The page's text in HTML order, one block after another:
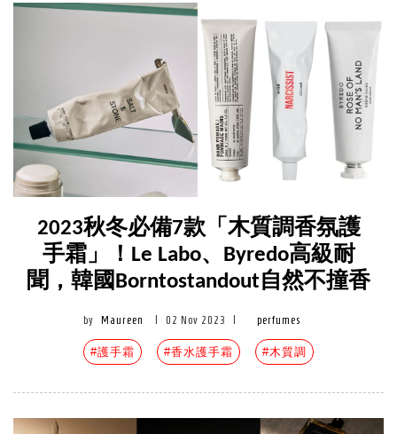
2023秋冬必備7款「木質調香氛護
手霜」！Le Labo、Byredo高級耐
聞，韓國Borntostandout自然不撞香
by Maureen 02 Nov 2023 perfumes
#護手霜 #香水護手霜 #木質調